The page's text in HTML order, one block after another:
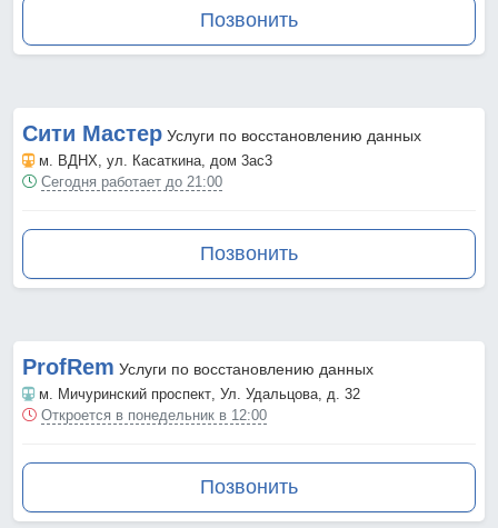
Позвонить
Сити Мастер Услуги по восстановлению данных
м. ВДНХ, ул. Касаткина, дом 3ас3
Сегодня работает до 21:00
Позвонить
ProfRem Услуги по восстановлению данных
м. Мичуринский проспект, Ул. Удальцова, д. 32
Откроется в понедельник в 12:00
Позвонить